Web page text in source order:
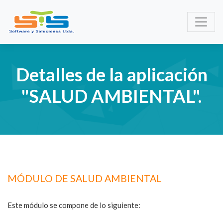
Detalles de la aplicación
"SALUD AMBIENTAL".
MÓDULO DE SALUD AMBIENTAL
Este módulo se compone de lo siguiente: